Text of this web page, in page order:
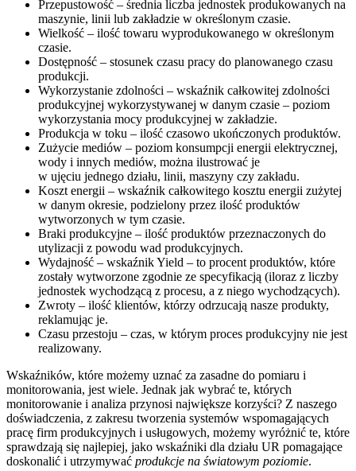
Przepustowość – średnia liczba jednostek produkowanych na
maszynie, linii lub zakładzie w określonym czasie.
Wielkość – ilość towaru wyprodukowanego w określonym
czasie.
Dostępność – stosunek czasu pracy do planowanego czasu
produkcji.
Wykorzystanie zdolności – wskaźnik całkowitej zdolności
produkcyjnej wykorzystywanej w danym czasie – poziom
wykorzystania mocy produkcyjnej w zakładzie.
Produkcja w toku – ilość czasowo ukończonych produktów.
Zużycie mediów – poziom konsumpcji energii elektrycznej,
wody i innych mediów, można ilustrować je
w ujęciu jednego działu, linii, maszyny czy zakładu.
Koszt energii – wskaźnik całkowitego kosztu energii zużytej
w danym okresie, podzielony przez ilość produktów
wytworzonych w tym czasie.
Braki produkcyjne – ilość produktów przeznaczonych do
utylizacji z powodu wad produkcyjnych.
Wydajność – wskaźnik Yield – to procent produktów, które
zostały wytworzone zgodnie ze specyfikacją (iloraz z liczby
jednostek wychodzącą z procesu, a z niego wychodzących).
Zwroty – ilość klientów, którzy odrzucają nasze produkty,
reklamując je.
Czasu przestoju – czas, w którym proces produkcyjny nie jest
realizowany.
Wskaźników, które możemy uznać za zasadne do pomiaru i
monitorowania, jest wiele. Jednak jak wybrać te, których
monitorowanie i analiza przynosi największe korzyści? Z naszego
doświadczenia, z zakresu tworzenia systemów wspomagających
pracę firm produkcyjnych i usługowych, możemy wyróżnić te, które
sprawdzają się najlepiej, jako wskaźniki dla działu UR pomagające
doskonalić i utrzymywać produkcje na światowym poziomie.